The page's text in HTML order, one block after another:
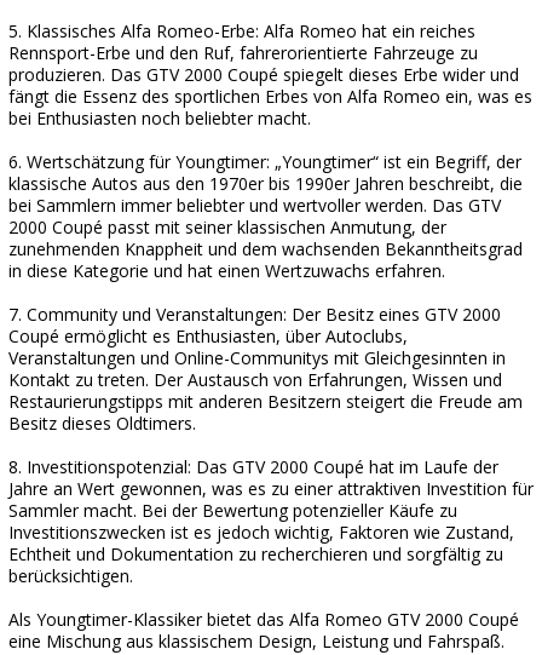
5. Klassisches Alfa Romeo-Erbe: Alfa Romeo hat ein reiches
Rennsport-Erbe und den Ruf, fahrerorientierte Fahrzeuge zu
produzieren. Das GTV 2000 Coupé spiegelt dieses Erbe wider und
fängt die Essenz des sportlichen Erbes von Alfa Romeo ein, was es
bei Enthusiasten noch beliebter macht.
6. Wertschätzung für Youngtimer: „Youngtimer“ ist ein Begriff, der
klassische Autos aus den 1970er bis 1990er Jahren beschreibt, die
bei Sammlern immer beliebter und wertvoller werden. Das GTV
2000 Coupé passt mit seiner klassischen Anmutung, der
zunehmenden Knappheit und dem wachsenden Bekanntheitsgrad
in diese Kategorie und hat einen Wertzuwachs erfahren.
7. Community und Veranstaltungen: Der Besitz eines GTV 2000
Coupé ermöglicht es Enthusiasten, über Autoclubs,
Veranstaltungen und Online-Communitys mit Gleichgesinnten in
Kontakt zu treten. Der Austausch von Erfahrungen, Wissen und
Restaurierungstipps mit anderen Besitzern steigert die Freude am
Besitz dieses Oldtimers.
8. Investitionspotenzial: Das GTV 2000 Coupé hat im Laufe der
Jahre an Wert gewonnen, was es zu einer attraktiven Investition für
Sammler macht. Bei der Bewertung potenzieller Käufe zu
Investitionszwecken ist es jedoch wichtig, Faktoren wie Zustand,
Echtheit und Dokumentation zu recherchieren und sorgfältig zu
berücksichtigen.
Als Youngtimer-Klassiker bietet das Alfa Romeo GTV 2000 Coupé
eine Mischung aus klassischem Design, Leistung und Fahrspaß.